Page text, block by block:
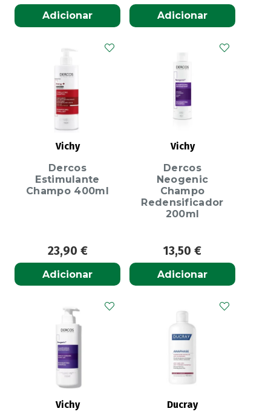
Adicionar Adicionar
Vichy
Dercos
Estimulante
Champo 400ml
23,90 €
Adicionar
Vichy
Dercos
Neogenic
Champo
Redensificador
200ml
13,50 €
Adicionar
Vichy
Ducray